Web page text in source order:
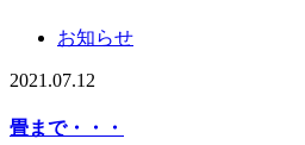
お知らせ
2021.07.12
畳まで・・・